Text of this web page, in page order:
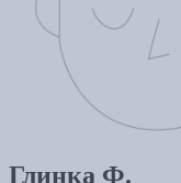
Глинка Ф.